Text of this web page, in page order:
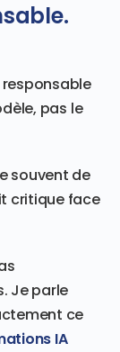
responsable
pas le
souvent de
critique face
Je parle
ce
IA